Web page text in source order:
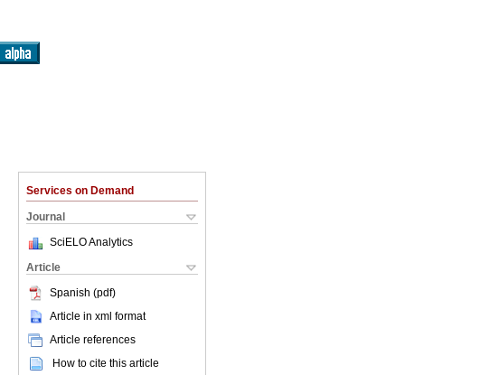
Services on Demand
Journal
SciELO Analytics
Article
Spanish (pdf)
Article in xml format
Article references
How to cite this article